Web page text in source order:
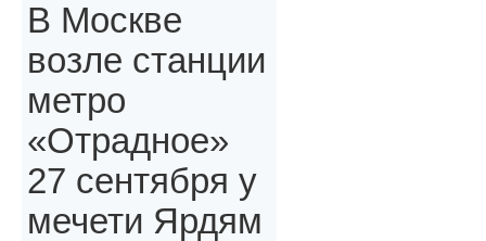
В Москве
возле станции
метро
«Отрадное»
27 сентября у
мечети Ярдям